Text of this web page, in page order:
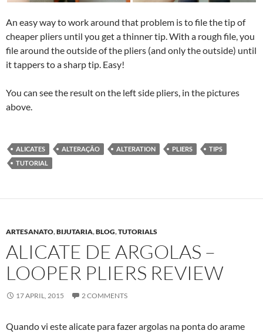
An easy way to work around that problem is to file the tip of
cheaper pliers until you get a thinner tip. With a rough file, you
file around the outside of the pliers (and only the outside) until
it tappers to a sharp tip. Easy!
You can see the result on the left side pliers, in the pictures
above.
ALICATES ALTERAÇÃO ALTERATION PLIERS
TIPS
TUTORIAL
ARTESANATO,BIJUTARIA,BLOG,TUTORIALS
ALICATE DE ARGOLAS –
LOOPER PLIERS REVIEW
17 APRIL, 2015 2 COMMENTS
Quando vi este alicate para fazer argolas na ponta do arame